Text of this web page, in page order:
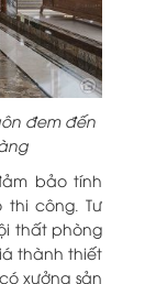
đem đến
bảo tính
công. Tư
thất phòng
thành thiết
xưởng sản